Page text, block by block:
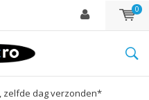
0
zelfde dag verzonden*